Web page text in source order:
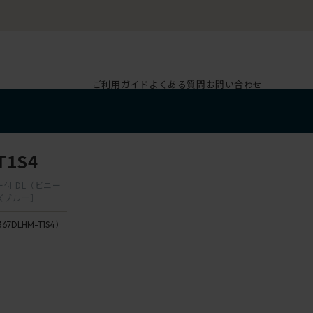
ご利用ガイド よくある質問お問い合わせ
DL（ビニー
ルー］
T1S4）